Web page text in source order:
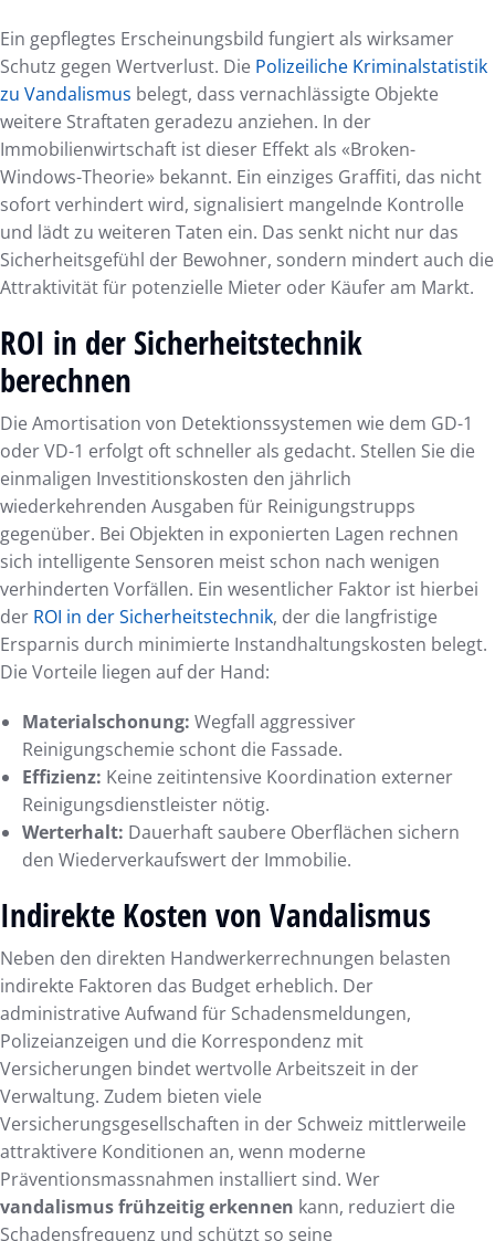
Ein gepflegtes Erscheinungsbild fungiert als wirksamer
Schutz gegen Wertverlust. Die Polizeiliche Kriminalstatistik
zu Vandalismus belegt, dass vernachlässigte Objekte
weitere Straftaten geradezu anziehen. In der
Immobilienwirtschaft ist dieser Effekt als «Broken-
Windows-Theorie» bekannt. Ein einziges Graffiti, das nicht
sofort verhindert wird, signalisiert mangelnde Kontrolle
und lädt zu weiteren Taten ein. Das senkt nicht nur das
Sicherheitsgefühl der Bewohner, sondern mindert auch die
Attraktivität für potenzielle Mieter oder Käufer am Markt.
ROI in der Sicherheitstechnik
berechnen
Die Amortisation von Detektionssystemen wie dem GD-1
oder VD-1 erfolgt oft schneller als gedacht. Stellen Sie die
einmaligen Investitionskosten den jährlich
wiederkehrenden Ausgaben für Reinigungstrupps
gegenüber. Bei Objekten in exponierten Lagen rechnen
sich intelligente Sensoren meist schon nach wenigen
verhinderten Vorfällen. Ein wesentlicher Faktor ist hierbei
der ROI in der Sicherheitstechnik, der die langfristige
Ersparnis durch minimierte Instandhaltungskosten belegt.
Die Vorteile liegen auf der Hand:
Materialschonung: Wegfall aggressiver
Reinigungschemie schont die Fassade.
Effizienz: Keine zeitintensive Koordination externer
Reinigungsdienstleister nötig.
Werterhalt: Dauerhaft saubere Oberflächen sichern
den Wiederverkaufswert der Immobilie.
Indirekte Kosten von Vandalismus
Neben den direkten Handwerkerrechnungen belasten
indirekte Faktoren das Budget erheblich. Der
administrative Aufwand für Schadensmeldungen,
Polizeianzeigen und die Korrespondenz mit
Versicherungen bindet wertvolle Arbeitszeit in der
Verwaltung. Zudem bieten viele
Versicherungsgesellschaften in der Schweiz mittlerweile
attraktivere Konditionen an, wenn moderne
Präventionsmassnahmen installiert sind. Wer
vandalismus frühzeitig erkennen kann, reduziert die
Schadensfrequenz und schützt so seine